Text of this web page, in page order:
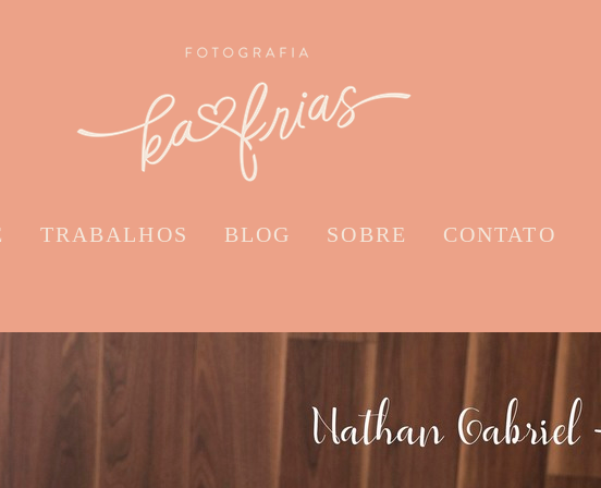
TRABALHOS BLOG SOBRE CONTATO